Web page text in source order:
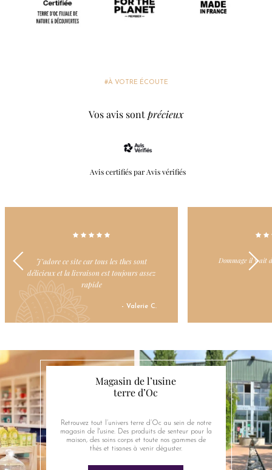
#À VOTRE ÉCOUTE
Vos avis sontprécieux
Avis certifiés par Avis vérifiés
Dommage il y ait des ruptures de stock produit deja
Magasin de l’usine
terre d’Oc
Retrouvez tout l’univers terre d’Oc au sein de notre
magasin de l'usine. Des produits de senteur pour la
maison, des soins corps et toute nos gammes de
thés et tisanes à venir déguster.